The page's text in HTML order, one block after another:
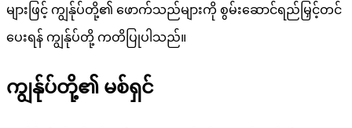
များဖြင့် ကျွန်ုပ်တို့၏ ဖောက်သည်များကို စွမ်းဆောင်ရည်မြှင့်တင်
ပေးရန် ကျွန်ုပ်တို့ ကတိပြုပါသည်။
ကျွန်ုပ်တို့၏ မစ်ရှင်